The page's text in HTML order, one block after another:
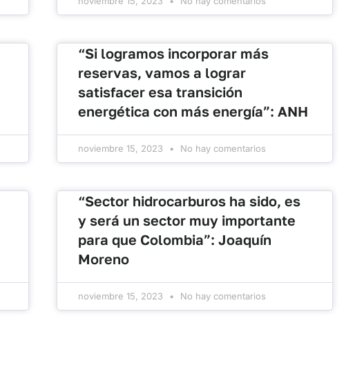
“Si logramos incorporar más
reservas, vamos a lograr
satisfacer esa transición
energética con más energía”: ANH
noviembre 15, 2023 No hay comentarios
“Sector hidrocarburos ha sido, es
y será un sector muy importante
para que Colombia”: Joaquín
Moreno
noviembre 15, 2023 No hay comentarios